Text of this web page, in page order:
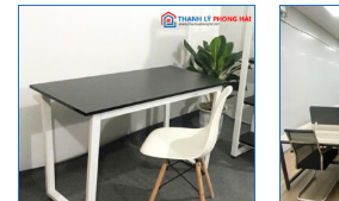
1.980.000₫.